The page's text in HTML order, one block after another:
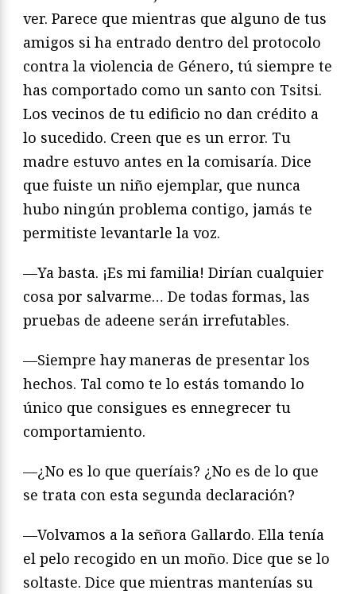
ver. Parece que mientras que alguno de tus
amigos si ha entrado dentro del protocolo
contra la violencia de Género, tú siempre te
has comportado como un santo con Tsitsi.
Los vecinos de tu edificio no dan crédito a
lo sucedido. Creen que es un error. Tu
madre estuvo antes en la comisaría. Dice
que fuiste un niño ejemplar, que nunca
hubo ningún problema contigo, jamás te
permitiste levantarle la voz.
—Ya basta. ¡Es mi familia! Dirían cualquier
cosa por salvarme… De todas formas, las
pruebas de adeene serán irrefutables.
—Siempre hay maneras de presentar los
hechos. Tal como te lo estás tomando lo
único que consigues es ennegrecer tu
comportamiento.
—¿No es lo que queríais? ¿No es de lo que
se trata con esta segunda declaración?
—Volvamos a la señora Gallardo. Ella tenía
el pelo recogido en un moño. Dice que se lo
soltaste. Dice que mientras mantenías su